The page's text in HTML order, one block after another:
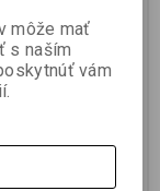
HERKULES
môže mať
s naším
vám